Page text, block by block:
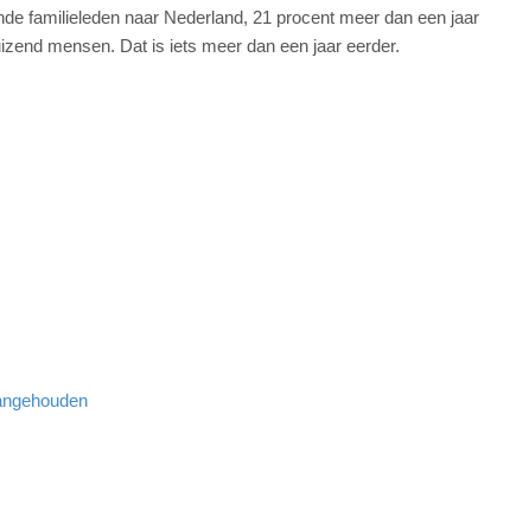
familieleden naar Nederland, 21 procent meer dan een jaar
mensen. Dat is iets meer dan een jaar eerder.